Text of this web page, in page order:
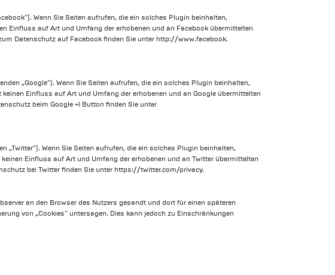
Wenn Sie Seiten aufrufen, die ein solches Plugin beinhalten,
Einfluss auf Art und Umfang der erhobenen und an Facebook übermittelten
Datenschutz auf Facebook finden Sie unter http://www.facebook.
„Google“). Wenn Sie Seiten aufrufen, die ein solches Plugin beinhalten,
Einfluss auf Art und Umfang der erhobenen und an Google übermittelten
beim Google +1 Button finden Sie unter
„Twitter“). Wenn Sie Seiten aufrufen, die ein solches Plugin beinhalten,
Einfluss auf Art und Umfang der erhobenen und an Twitter übermittelten
bei Twitter finden Sie unter https://twitter.com/privacy.
an den Browser des Nutzers gesandt und dort für einen späteren
von „Cookies“ untersagen. Dies kann jedoch zu Einschränkungen